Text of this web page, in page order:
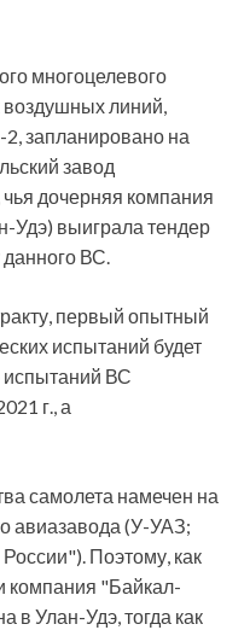
многоцелевого
линий,
запланировано на
завод
дочерняя компания
Удэ) выиграла тендер
ВС.
первый опытный
испытаний будет
испытаний ВС
г., а
самолета намечен на
авиазавода (У-УАЗ;
Поэтому, как
компания "Байкал-
в Улан-Удэ, тогда как